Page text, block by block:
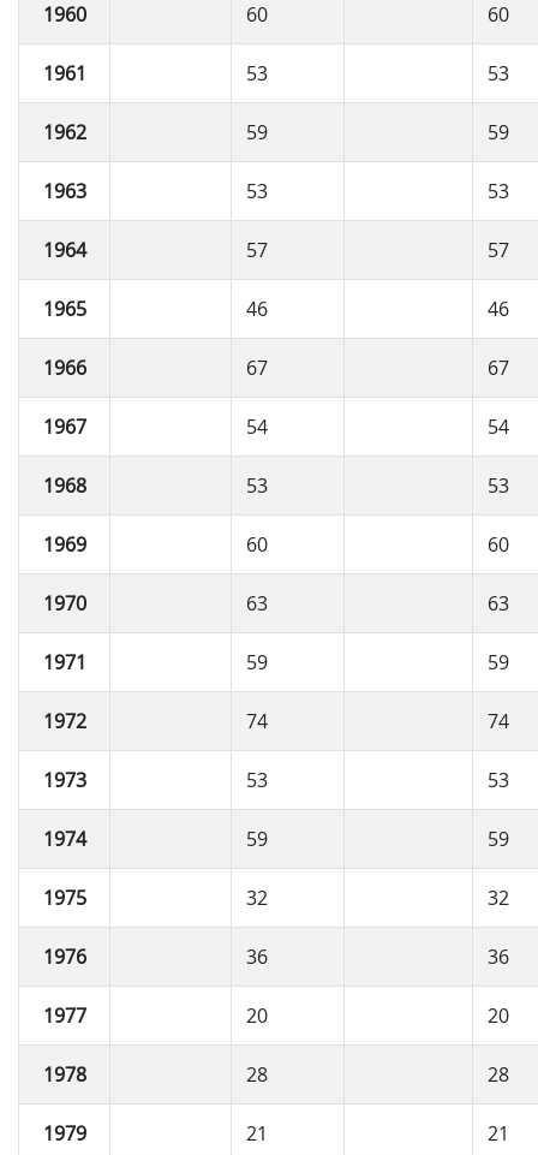
1960 60 60
1961 53 53
1962 59 59
1963 53 53
1964 57 57
1965 46 46
1966 67 67
1967 54 54
1968 53 53
1969 60 60
1970 63 63
1971 59 59
1972 74 74
1973 53 53
1974 59 59
1975 32 32
1976 36 36
1977 20 20
1978 28 28
1979 21 21